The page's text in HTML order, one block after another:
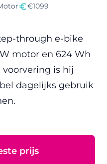
€1099
through e-bike
motor en 624 Wh
is hij
dagelijks gebruik
prijs